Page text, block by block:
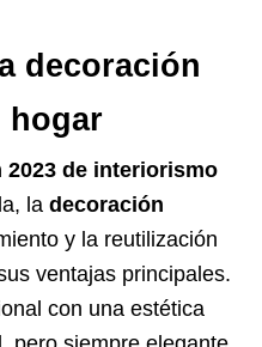
decoración
hogar
2023 de interiorismo
la decoración
y la reutilización
ventajas principales.
con una estética